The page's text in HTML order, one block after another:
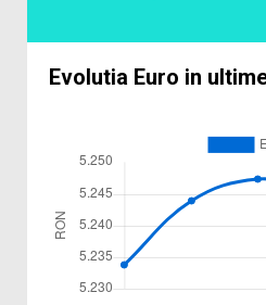
Evolutia Euro in